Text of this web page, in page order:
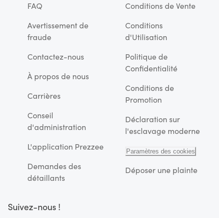
FAQ
Avertissement de
fraude
Contactez-nous
À propos de nous
Carrières
Conseil
d'administration
L'application Prezzee
Demandes des
détaillants
Conditions de Vente
Conditions
d'Utilisation
Politique de
Confidentialité
Conditions de
Promotion
Déclaration sur
l'esclavage moderne
Paramètres des cookies
Déposer une plainte
Suivez-nous !